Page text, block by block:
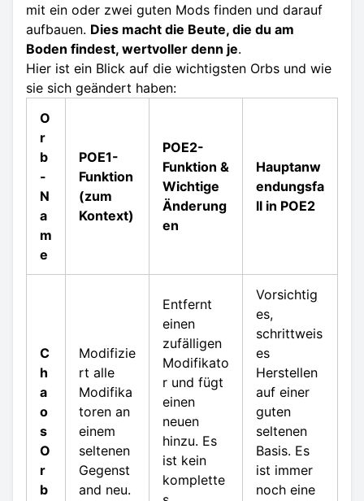
mit ein oder zwei guten Mods finden und darauf
aufbauen. Dies macht die Beute, die du am
Boden findest, wertvoller denn je.
Hier ist ein Blick auf die wichtigsten Orbs und wie
sie sich geändert haben:
O
r
b
-
N
a
m
e
POE1-
Funktion
(zum
Kontext)
POE2-
Funktion &
Wichtige
Änderung
en
Hauptanw
endungsfa
ll in POE2
C
h
a
o
s
O
r
b
Modifizie
rt alle
Modifika
toren an
einem
seltenen
Gegenst
and neu.
Entfernt
einen
zufälligen
Modifikato
r und fügt
einen
neuen
hinzu. Es
ist kein
komplette
Vorsichtig
es,
schrittweis
es
Herstellen
auf einer
guten
seltenen
Basis. Es
ist immer
noch eine